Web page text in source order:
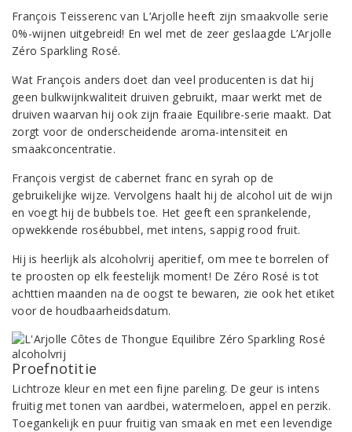
François Teisserenc van L’Arjolle heeft zijn smaakvolle serie
0%-wijnen uitgebreid! En wel met de zeer geslaagde L’Arjolle
Zéro Sparkling Rosé.
Wat François anders doet dan veel producenten is dat hij
geen bulkwijnkwaliteit druiven gebruikt, maar werkt met de
druiven waarvan hij ook zijn fraaie Equilibre-serie maakt. Dat
zorgt voor de onderscheidende aroma-intensiteit en
smaakconcentratie.
François vergist de cabernet franc en syrah op de
gebruikelijke wijze. Vervolgens haalt hij de alcohol uit de wijn
en voegt hij de bubbels toe. Het geeft een sprankelende,
opwekkende rosébubbel, met intens, sappig rood fruit.
Hij is heerlijk als alcoholvrij aperitief, om mee te borrelen of
te proosten op elk feestelijk moment! De Zéro Rosé is tot
achttien maanden na de oogst te bewaren, zie ook het etiket
voor de houdbaarheidsdatum.
Proefnotitie
Lichtroze kleur en met een fijne pareling. De geur is intens
fruitig met tonen van aardbei, watermeloen, appel en perzik.
Toegankelijk en puur fruitig van smaak en met een levendige